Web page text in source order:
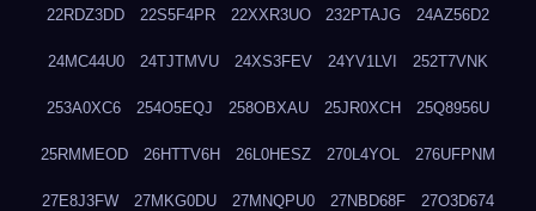
22RDZ3DD 22S5F4PR 22XXR3UO 232PTAJG 24AZ56D2
24MC44U0 24TJTMVU 24XS3FEV 24YV1LVI 252T7VNK
253A0XC6 254O5EQJ 258OBXAU 25JR0XCH 25Q8956U
25RMMEOD 26HTTV6H 26L0HESZ 270L4YOL 276UFPNM
27E8J3FW 27MKG0DU 27MNQPU0 27NBD68F 27O3D674